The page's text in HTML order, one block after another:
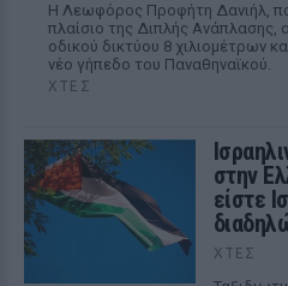
Η Λεωφόρος Προφήτη Δανιήλ,
πλαίσιο της Διπλής Ανάπλασης,
οδικού δικτύου 8 χιλιομέτρων
νέο γήπεδο του Παναθηναϊκού.
ΧΤΕΣ
στην
είστε
ΧΤΕΣ